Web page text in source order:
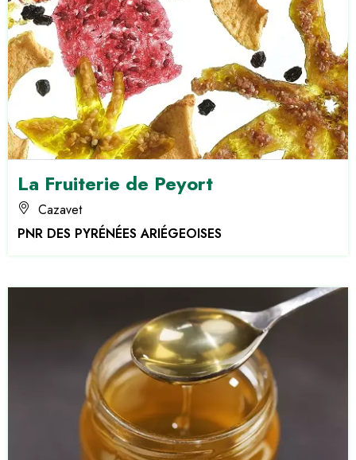
La Fruiterie de Peyort
Cazavet
PNR DES PYRÉNÉES ARIÉGEOISES